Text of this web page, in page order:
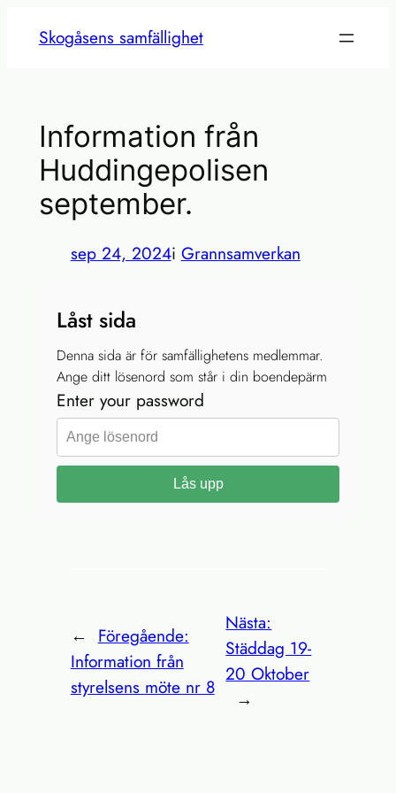
Skogåsens samfällighet
Information från
Huddingepolisen
september.
sep 24, 2024i Grannsamverkan
Låst sida
Denna sida är för samfällighetens medlemmar.
Ange ditt lösenord som står i din boendepärm
Enter your password
Lås upp
← Föregående:
Information från
styrelsens möte nr 8
Nästa:
Städdag 19-
20 Oktober
→